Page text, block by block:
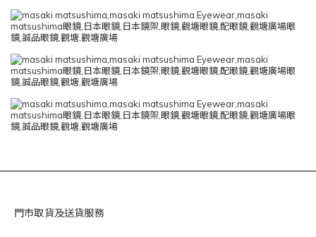
門市取貨及送貨服務